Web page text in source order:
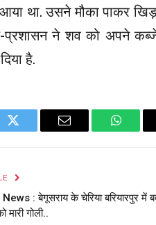
था. उसने मौका पाकर
प्रशासन ने शव को अपने
है.
Twitter Email
: बेगूसराय के चेरिया बरियारपुर में
गोली..